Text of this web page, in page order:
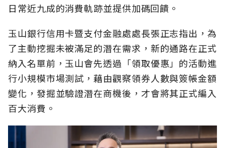
日常近九成的消費軌跡並提供加碼回饋。
玉山銀行信用卡暨支付金融處處長張正志指出，為
了主動挖掘未被滿足的潛在需求，新的通路在正式
納入名單前，玉山會先透過「領取優惠」的活動進
行小規模市場測試，藉由觀察領券人數與簽帳金額
變化，發掘並驗證潛在商機後，才會將其正式編入
百大消費。